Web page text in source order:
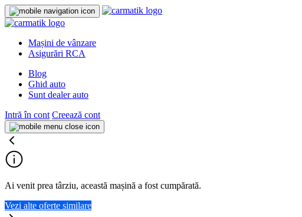
Mașini de vânzare
Asigurări RCA
Blog
Ghid auto
Sunt dealer auto
Intră în cont Creează cont
Ai venit prea târziu, această mașină a fost cumpărată.
Vezi alte oferte similare